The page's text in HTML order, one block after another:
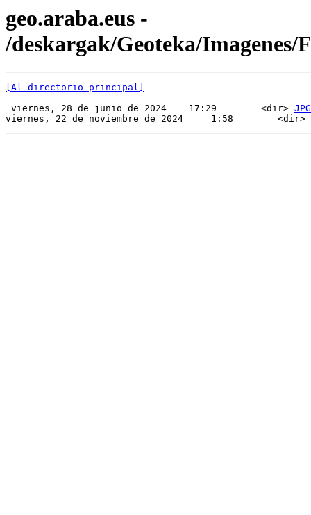
geo.araba.eus -
/deskargak/Geoteka/Imagenes/
[Al directorio principal]
viernes, 28 de junio de 2024    17:29        <dir> JPG
viernes, 22 de noviembre de 2024     1:58        <dir>